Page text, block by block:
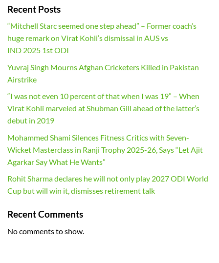
Recent Posts
“Mitchell Starc seemed one step ahead” – Former coach’s
huge remark on Virat Kohli’s dismissal in AUS vs
IND 2025 1st ODI
Yuvraj Singh Mourns Afghan Cricketers Killed in Pakistan
Airstrike
“I was not even 10 percent of that when I was 19” – When
Virat Kohli marveled at Shubman Gill ahead of the latter’s
debut in 2019
Mohammed Shami Silences Fitness Critics with Seven-
Wicket Masterclass in Ranji Trophy 2025-26, Says “Let Ajit
Agarkar Say What He Wants”
Rohit Sharma declares he will not only play 2027 ODI World
Cup but will win it, dismisses retirement talk
Recent Comments
No comments to show.